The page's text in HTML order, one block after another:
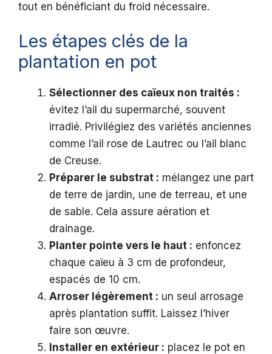
tout en bénéficiant du froid nécessaire.
Les étapes clés de la
plantation en pot
Sélectionner des caïeux non traités :
évitez l’ail du supermarché, souvent
irradié. Privilégiez des variétés anciennes
comme l’ail rose de Lautrec ou l’ail blanc
de Creuse.
Préparer le substrat : mélangez une part
de terre de jardin, une de terreau, et une
de sable. Cela assure aération et
drainage.
Planter pointe vers le haut : enfoncez
chaque caïeu à 3 cm de profondeur,
espacés de 10 cm.
Arroser légèrement : un seul arrosage
après plantation suffit. Laissez l’hiver
faire son œuvre.
Installer en extérieur : placez le pot en